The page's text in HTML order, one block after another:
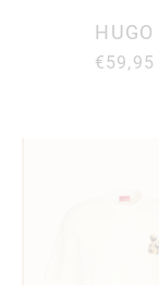
HUGO
€59,95